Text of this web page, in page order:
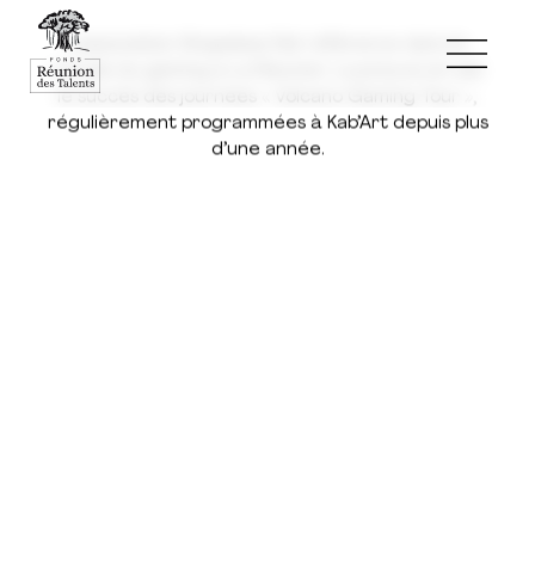
L’association Shapeless fait référence dans le
monde du gaming à La Réunion. La preuve en est
le succès des journées « Volcano Gaming Tour »,
régulièrement programmées à Kab’Art depuis plus
d’une année.